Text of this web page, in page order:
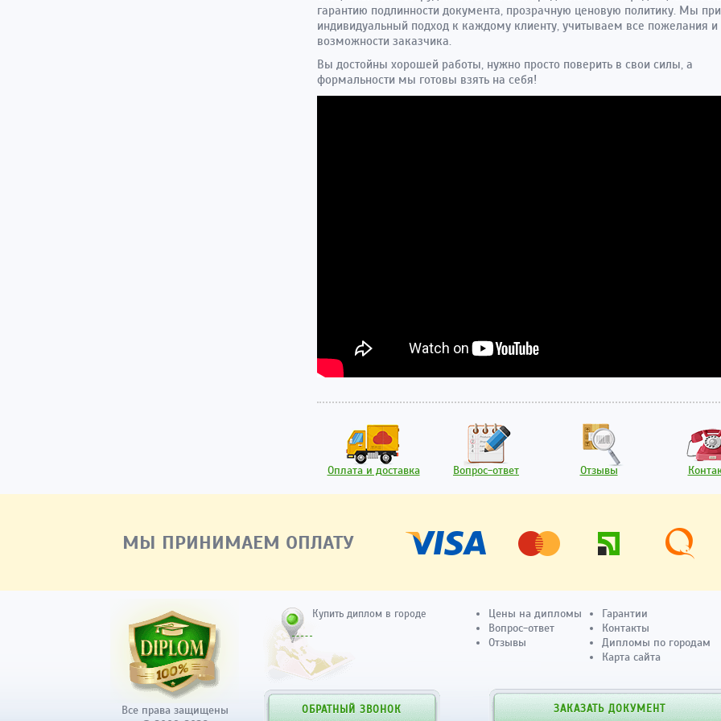
гарантию подлинности документа, прозрачную ценовую политику. Мы
индивидуальный подход к каждому клиенту, учитываем все пожелания и
возможности заказчика.
Вы достойны хорошей работы, нужно просто поверить в свои силы, а
формальности мы готовы взять на себя!
Оплата и доставка Вопрос-ответ Отзывы
МЫ ПРИНИМАЕМ ОПЛАТУ
Все права защищены
Купить диплом в городе
ОБРАТНЫЙ ЗВОНОК
Цены на дипломы
Вопрос-ответ
Отзывы
Гарантии
Контакты
Дипломы по городам
Карта сайта
ЗАКАЗАТЬ ДОКУМЕНТ